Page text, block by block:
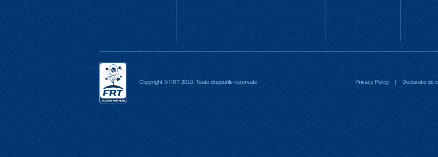
Copyright © FRT 2010. Toate drepturile rezervate Declaratie de
|
Privacy Policy